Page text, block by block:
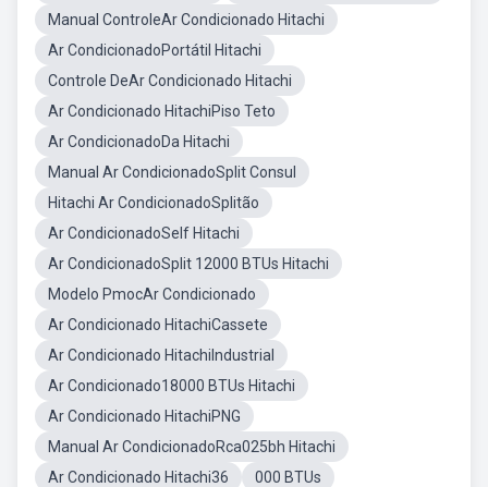
Manual ControleAr Condicionado Hitachi
Ar CondicionadoPortátil Hitachi
Controle DeAr Condicionado Hitachi
Ar Condicionado HitachiPiso Teto
Ar CondicionadoDa Hitachi
Manual Ar CondicionadoSplit Consul
Hitachi Ar CondicionadoSplitão
Ar CondicionadoSelf Hitachi
Ar CondicionadoSplit 12000 BTUs Hitachi
Modelo PmocAr Condicionado
Ar Condicionado HitachiCassete
Ar Condicionado HitachiIndustrial
Ar Condicionado18000 BTUs Hitachi
Ar Condicionado HitachiPNG
Manual Ar CondicionadoRca025bh Hitachi
Ar Condicionado Hitachi36
000 BTUs